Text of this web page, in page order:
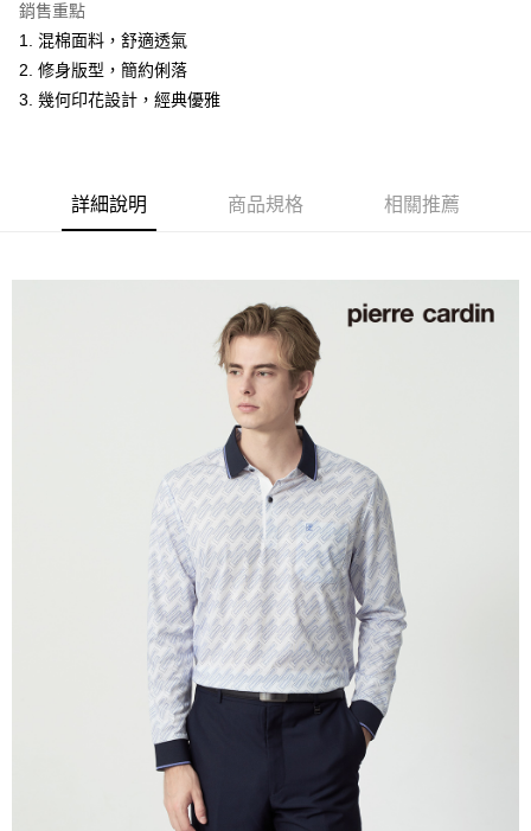
全家取貨付款
每筆NT$60，滿NT$1,200(含以上)免運費
萊爾富取貨付款
每筆NT$60，滿NT$1,200(含以上)免運費
每筆NT$60，滿NT$1,200(含以上)免運費
每筆NT$60，滿NT$1,200(含以上)免運費
每筆NT$80，滿NT$1,200(含以上)免運費
每筆NT$80，滿NT$1,200(含以上)免運費
銷售重點
1. 混棉面料，舒適透氣
2. 修身版型，簡約俐落
3. 幾何印花設計，經典優雅
詳細說明 商品規格 相關推薦